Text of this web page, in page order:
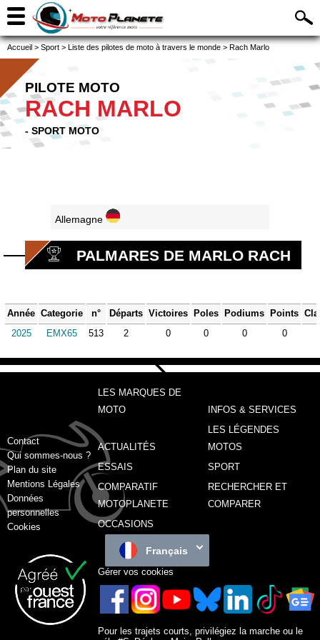
Accueil > Sport > Liste des pilotes de moto à travers le monde > Rach Marlo
PILOTE MOTO
RACH MARLO
- SPORT MOTO
Allemagne
PALMARES DE MARLO RACH
Année Categorie n° Départs Victoires Poles Podiums Points
2025
EMX65 513 2 0 0 0 0
Contact
Qui sommes-nous ?
Plan du site
Mentions Légales
Données
personnelles
Cookies
LES MARQUES DE
MOTO
INFOS & SERVICES
ACTUALITÉS
LES LÉGENDES
MOTOS
ESSAIS
SPORT
COMPARATIF
MOTOPLANETE
RECHERCHER ET
COMPARER
OCCASIONS
Français
Gérer vos cookies
Pour les trajets courts, privilégiez la marche ou le